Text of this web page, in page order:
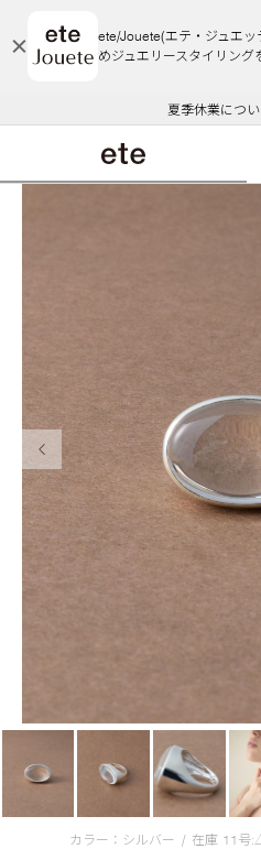
ete/Jouete(エテ・ジュエ
めジュエリースタイリング
エコラッピング及びエコ
ご注文いただいたお品物
夏季休業につ
WEB採用の
悪質な偽サイトに
エコラッピング及びエコ
ご注文いただいたお品物
前の画像
カラー：シルバー / 在庫 11号